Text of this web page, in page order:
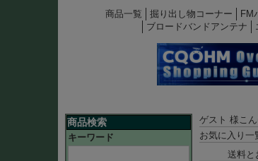
商品一覧 掘り出し物コーナー FM
ブロードバンドアンテナ
商品検索
キーワード
ゲスト 様こ
お気に入り一
送料と